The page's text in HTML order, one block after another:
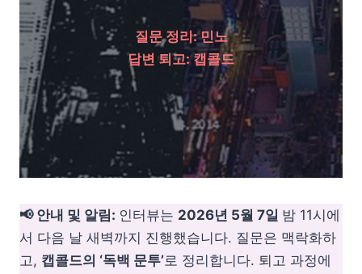
질문 정리: 민노
답변 퇴고: 캡콜드
📢 안내 및 알림: 인터뷰는 2026년 5월 7일 밤 11시에
서 다음 날 새벽까지 진행했습니다. 질문은 맥락화하
고, 캡콜드의 ‘독백 문투’로 정리합니다. 퇴고 과정에